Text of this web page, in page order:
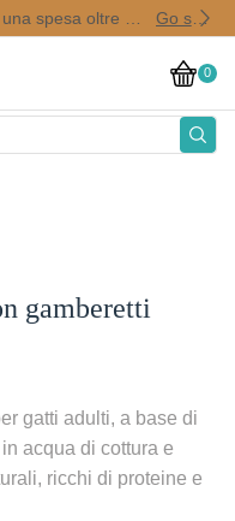
Go shop
0
gamberetti
gatti adulti, a base di
acqua di cottura e
ricchi di proteine e